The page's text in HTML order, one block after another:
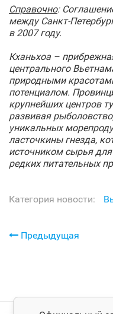
Справочно:
между
в 2007 году.
Кханьхоа –
центрального
природными
потенциалом.
крупнейших центров
развивая
уникальных
ласточкины гнезда,
источником сырья
редких питательных
Категория новости:
Предыдущая